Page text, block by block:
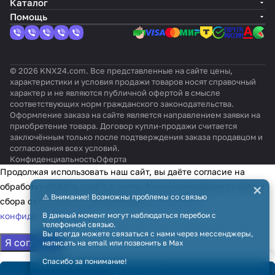
Каталог
Помощь
© 2026 KNX24.com. Все представленные на сайте цены,
характеристики и условия продажи товаров носят справочный
характер и не являются публичной офертой в смысле
соответствующих норм гражданского законодательства.
Оформление заказа на сайте является направлением заявки на
приобретение товара. Договор купли-продажи считается
заключённым только после подтверждения заказа продавцом и
согласования всех условий.
КонфиденциальностьОферта
⚠️ Внимание! Возможны проблемы со связью
В данный момент могут наблюдаться перебои с
телефонной связью.
Вы всегда можете связаться с нами через мессенджеры,
написать на email или позвонить в Max
Спасибо за понимание!
×
Продолжая использовать наш сайт, вы даёте согласие на
обработку файлов cookie в целях функционирования сайта и
сбора статистики в соответствии сполитикой
конфиденциальности
Я согласен